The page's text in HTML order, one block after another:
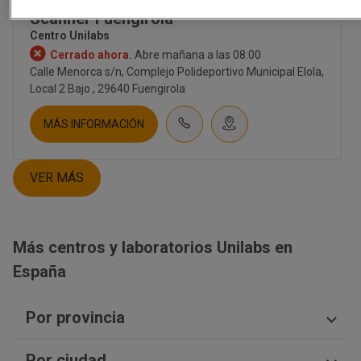
SOBRE NOSOTROS
CULTURA
EMPLEO
CONTACTO
NOTICIAS
NEWSLETTER
BLOG
TIENDA UNILABS.ONLINE
FERTILIDAD
TEST PRENATAL NO INVASIVO
SALUD HOMBRE
SALUD SEXUAL | ETS
DIGESTIVO
Scanner Fuengirola
Centro Unilabs
Cerrado ahora. Abre mañana a las 08:00
Calle Menorca s/n, Complejo Polideportivo Municipal Elola,
Local 2 Bajo , 29640 Fuengirola
MÁS INFORMACIÓN
VER MÁS
Más centros y laboratorios Unilabs en
España
Por provincia